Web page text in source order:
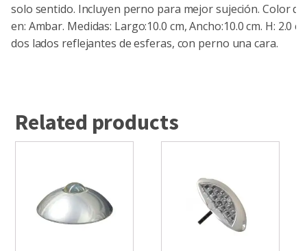
solo sentido. Incluyen perno para mejor sujeción. Color
en: Ambar. Medidas: Largo:10.0 cm, Ancho:10.0 cm. H: 2.0
dos lados reflejantes de esferas, con perno una cara.
Related products